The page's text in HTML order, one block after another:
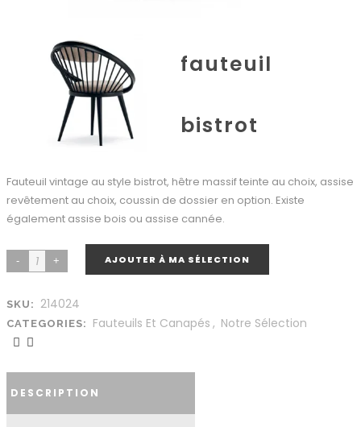
fauteuil
bistrot
Fauteuil vintage au style bistrot, hêtre massif teinte au choix, assise
revêtement au choix, coussin de dossier en option. Existe
également assise bois ou assise cannée.
AJOUTER À MA SÉLECTION
SKU: 214024
CATEGORIES: Fauteuils Et Canapés , Notre Sélection
DESCRIPTION